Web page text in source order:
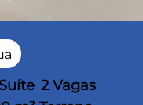
2 Vagas